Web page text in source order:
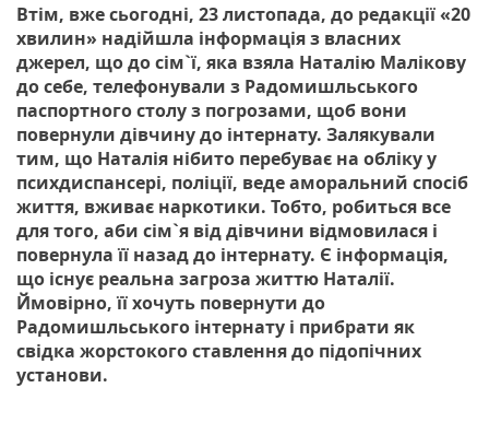
Втім, вже сьогодні, 23 листопада, до редакції «20
хвилин» надійшла інформація з власних
джерел, що до сім`ї, яка взяла Наталію Малікову
до себе, телефонували з Радомишльського
паспортного столу з погрозами, щоб вони
повернули дівчину до інтернату. Залякували
тим, що Наталія нібито перебуває на обліку у
психдиспансері, поліції, веде аморальний спосіб
життя, вживає наркотики. Тобто, робиться все
для того, аби сім`я від дівчини відмовилася і
повернула її назад до інтернату. Є інформація,
що існує реальна загроза життю Наталії.
Ймовірно, її хочуть повернути до
Радомишльського інтернату і прибрати як
свідка жорстокого ставлення до підопічних
установи.